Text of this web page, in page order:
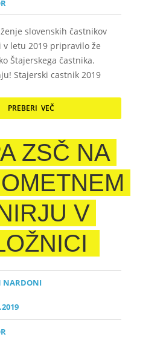
slovenskih častnikov
letu 2019 pripravilo že
Štajerskega častnika.
Stajerski castnik 2019
PREBERI VEČ
ZSČ NA
V
NARDONI